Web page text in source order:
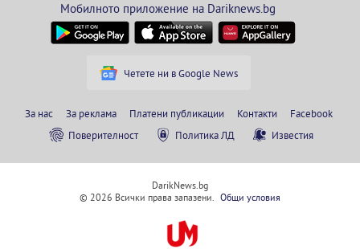
Мобилното приложение на Dariknews.bg
Четете ни в Google News
За нас За реклама Платени публикации Контакти
Facebook
Поверителност
Политика ЛД Известия
DarikNews.bg
© 2026 Всички права запазени. Общи условия